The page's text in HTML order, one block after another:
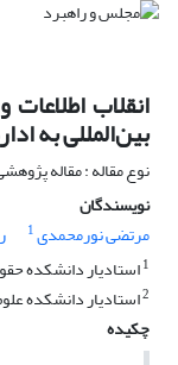
انقلاب اطلاعات
بین‌المللی به
نوع مقاله : مقاله
نویسندگان
مرتضی نورمحمدی1
1استادیار دانشکده
2استادیار دانشکده
چکیده